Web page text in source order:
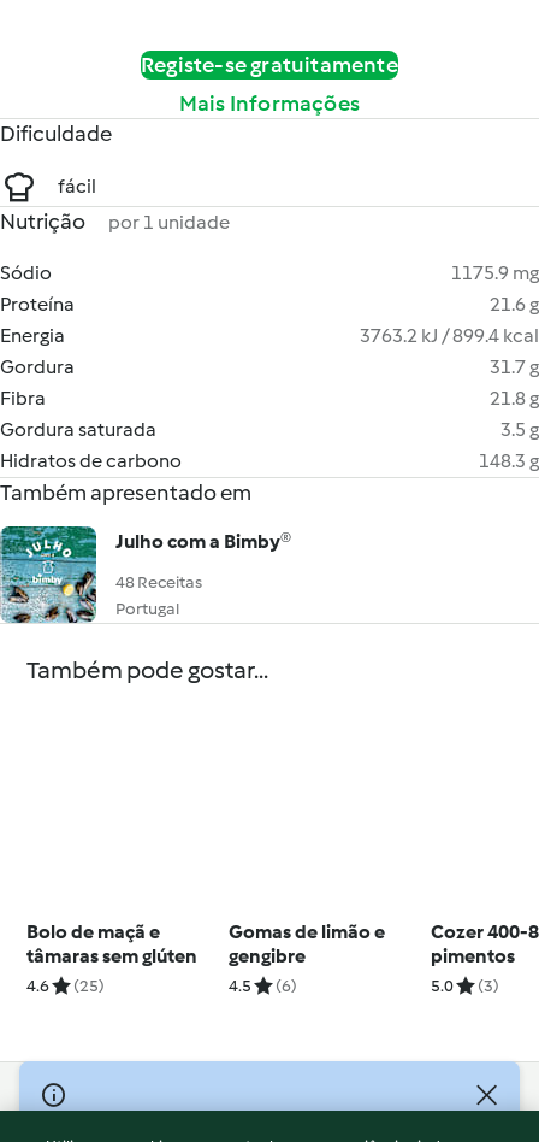
Registe-se gratuitamente
Mais Informações
Dificuldade
fácil
Nutrição por 1 unidade
Sódio
1175.9 mg
Proteína
21.6 g
Energia
3763.2 kJ / 899.4 kcal
Gordura
31.7 g
Fibra
21.8 g
Gordura saturada
3.5 g
Hidratos de carbono
148.3 g
Também apresentado em
Julho com a Bimby®
48 Receitas
Portugal
Também pode gostar...
Bolo de maçã e
tâmaras sem glúten
4.6 (25)
Gomas de limão e
gengibre
4.5 (6)
Cozer 400-
pimentos
5.0 (3)
© Copyright 2026